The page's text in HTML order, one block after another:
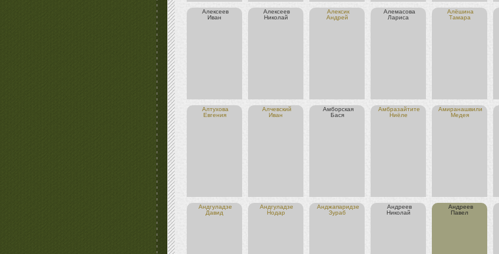
Алексеев
Иван
Алексеев
Николай
Алексик
Андрей
Алемасова
Лариса
Алёшина
Тамара
Алтухова
Евгения
Алчевский
Иван
Амборская
Бася
Амбразайтите
Ниёле
Амиранашвили
Медея
Андгуладзе
Давид
Андгуладзе
Нодар
Анджапаридзе
Зураб
Андреев
Николай
Андреев
Павел